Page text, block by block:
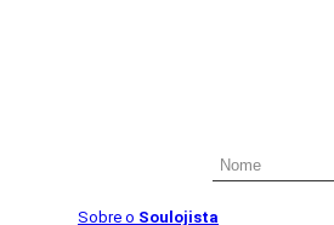
Sobre o Soulojista